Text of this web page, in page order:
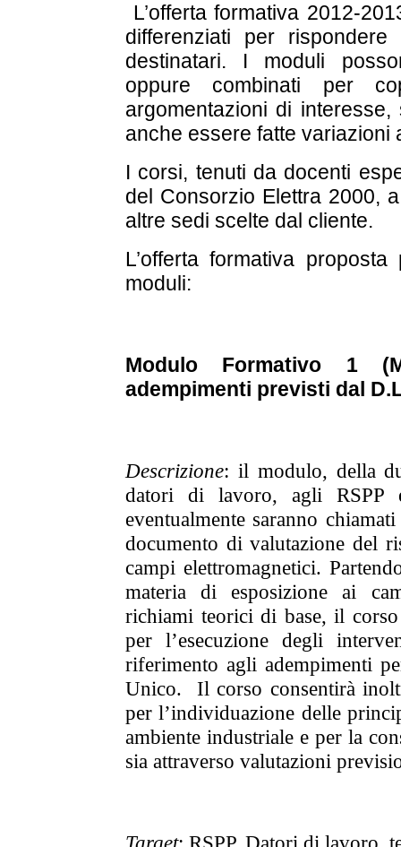
L’offerta formativa 2012-
differenziati per
destinatari. I moduli
oppure combinati per
argomentazioni di
anche essere fatte variazioni
I corsi, tenuti da docenti
del Consorzio Elettra 2000,
altre sedi scelte dal cliente.
L’offerta formativa
moduli:
Modulo Formativo 1
adempimenti previsti dal
Descrizione: il modulo, della
datori di lavoro, agli RSPP
eventualmente saranno
documento di valutazione del
campi elettromagnetici.
materia di esposizione ai
richiami teorici di base, il corso
per l’esecuzione degli
riferimento agli adempimenti
Unico. Il corso consentirà
per l’individuazione delle
ambiente industriale e per la
sia attraverso valutazioni